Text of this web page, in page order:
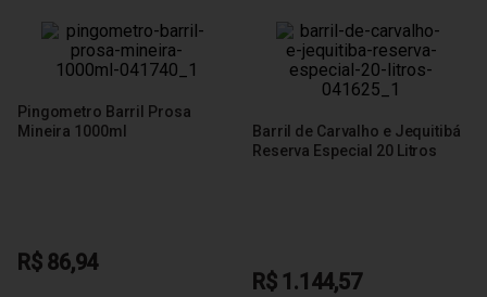
Pingometro Barril Prosa
Mineira 1000ml
R$ 86,94
Barril de Carvalho e Jequitibá
Reserva Especial 20 Litros
R$ 1.144,57